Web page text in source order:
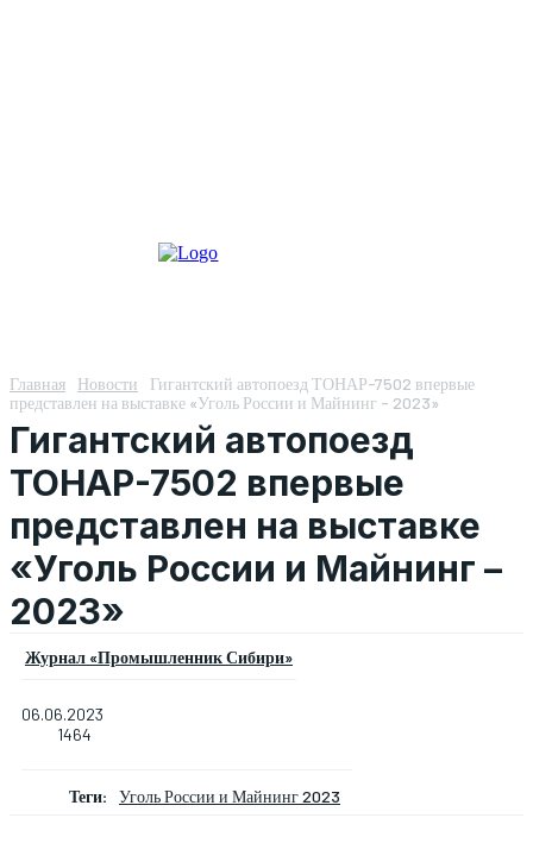
Главная Новости
Гигантский автопоезд ТОНАР-7502 впервые
представлен на выставке «Уголь России и Майнинг - 2023»
Гигантский автопоезд
ТОНАР-7502 впервые
представлен на выставке
«Уголь России и Майнинг –
2023»
Журнал «Промышленник Сибири»
06.06.2023
1464
Теги: Уголь России и Майнинг 2023